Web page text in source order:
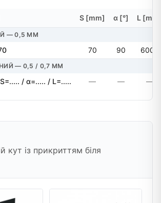
S [mm] α [°] L
— 0,5 MM
70 90 6000
— 0,5 / 0,7 MM
/ α=..... / L=..... — — —
кут із прикриттям біля